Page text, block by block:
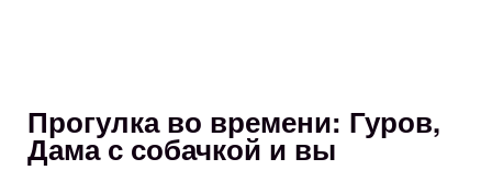
Прогулка во времени: Гуров,
Дама с собачкой и вы